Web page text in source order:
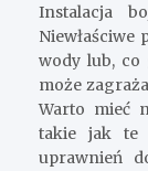
Instalacja
Niewłaściwe
wody lub, co
może
Warto mieć
takie jak te
uprawnień